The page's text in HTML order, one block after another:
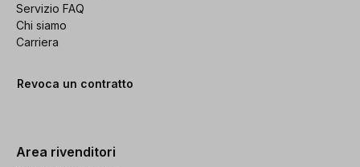
Servizio FAQ
Chi siamo
Carriera
Revoca un contratto
Area rivenditori